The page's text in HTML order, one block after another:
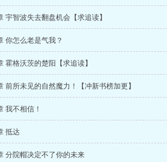
宇智波失去翻盘机会【求追读】
你怎么老是气我？
霍格沃茨的楚阳【求追读】
前所未见的自然魔力！【冲新书榜加更】
我不相信！
抵达
分院帽决定不了你的未来